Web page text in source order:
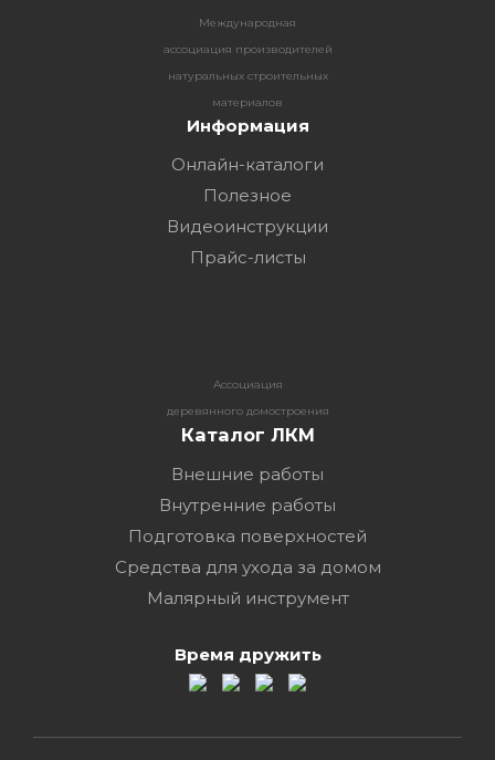
Международная
ассоциация производителей
натуральных строительных
материалов
Информация
Онлайн-каталоги
Полезное
Видеоинструкции
Прайс-листы
Ассоциация
деревянного домостроения
Каталог ЛКМ
Внешние работы
Внутренние работы
Подготовка поверхностей
Средства для ухода за домом
Малярный инструмент
Время дружить